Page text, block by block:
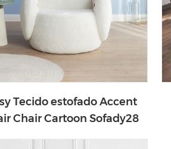
Tecido estofado Accent
Chair Cartoon Sofady28